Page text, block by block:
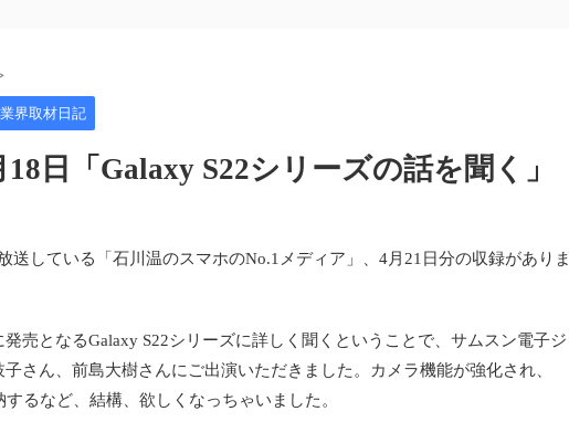
界取材日記
18日「Galaxy S22シリーズの話を聞く」
送している「石川温のスマホのNo.1メディア」、4月21日分の収録がありま
売となるGalaxy S22シリーズに詳しく聞くということで、サムスン電子ジ
さん、前島大樹さんにご出演いただきました。カメラ機能が強化され、
るなど、結構、欲しくなっちゃいました。